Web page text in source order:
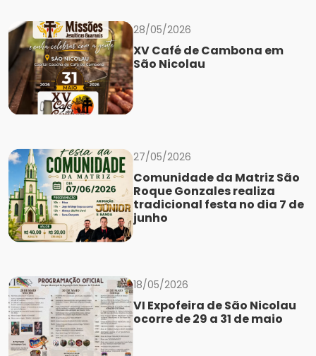
28/05/2026
XV Café de Cambona em
São Nicolau
27/05/2026
Comunidade da Matriz São
Roque Gonzales realiza
tradicional festa no dia 7 de
junho
18/05/2026
VI Expofeira de São Nicolau
ocorre de 29 a 31 de maio